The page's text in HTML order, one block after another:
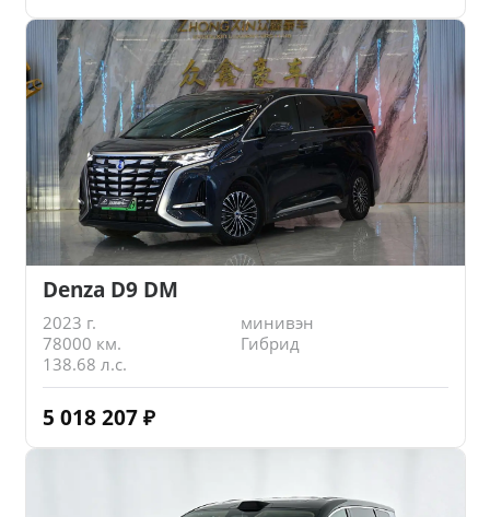
Denza D9 DM
2023 г.
минивэн
78000 км.
Гибрид
138.68 л.с.
5 018 207 ₽